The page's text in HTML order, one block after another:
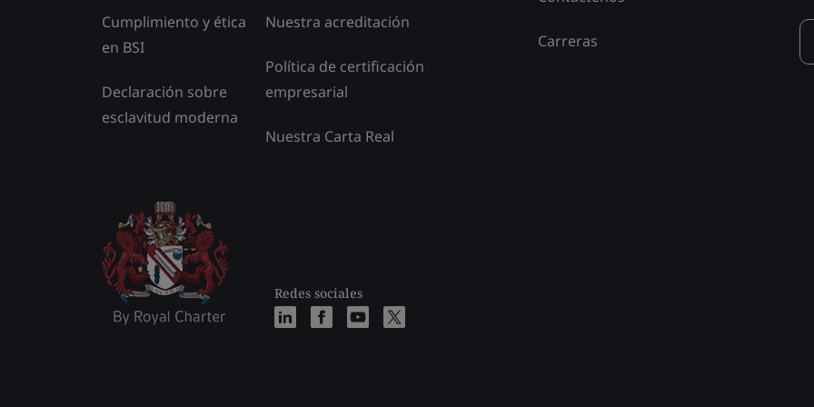
Cumplimiento y ética
en BSI
Declaración sobre
esclavitud moderna
Nuestra acreditación
Política de certificación
empresarial
Nuestra Carta Real
Redes sociales
Carreras